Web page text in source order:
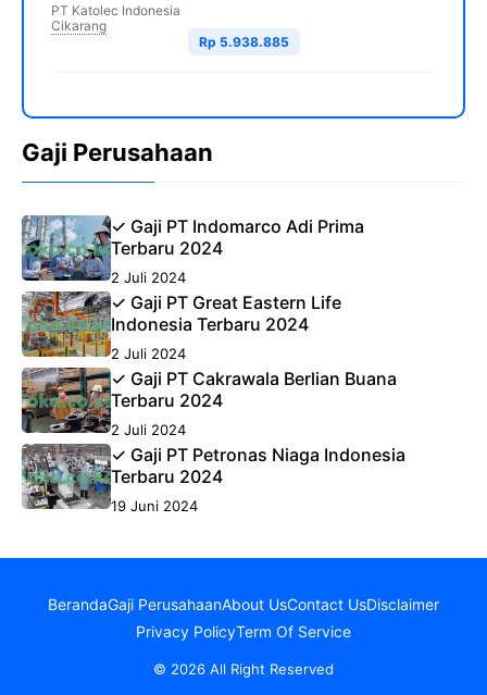
PT Katolec Indonesia
Cikarang
Rp 5.938.885
Gaji Perusahaan
✓ Gaji PT Indomarco Adi Prima
Terbaru 2024
2 Juli 2024
✓ Gaji PT Great Eastern Life
Indonesia Terbaru 2024
2 Juli 2024
✓ Gaji PT Cakrawala Berlian Buana
Terbaru 2024
2 Juli 2024
✓ Gaji PT Petronas Niaga Indonesia
Terbaru 2024
19 Juni 2024
BerandaGaji PerusahaanAbout UsContact UsDisclaimer
Privacy PolicyTerm Of Service
© 2026 All Right Reserved